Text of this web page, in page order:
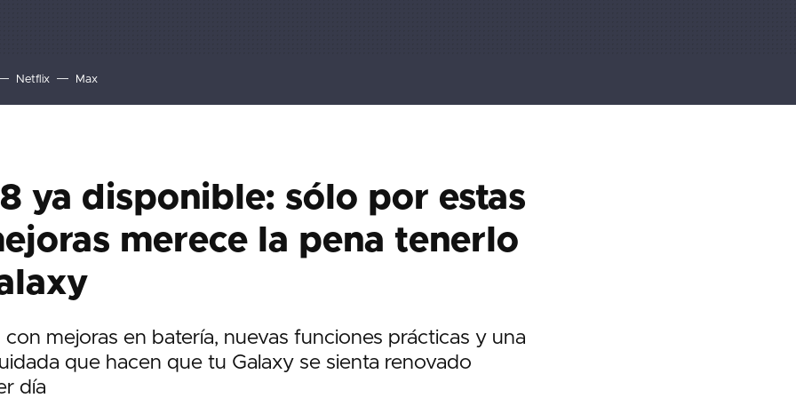
Netflix Max
ya disponible: sólo por estas
merece la pena tenerlo
con mejoras en batería, nuevas funciones prácticas y una
que hacen que tu Galaxy se sienta renovado
día